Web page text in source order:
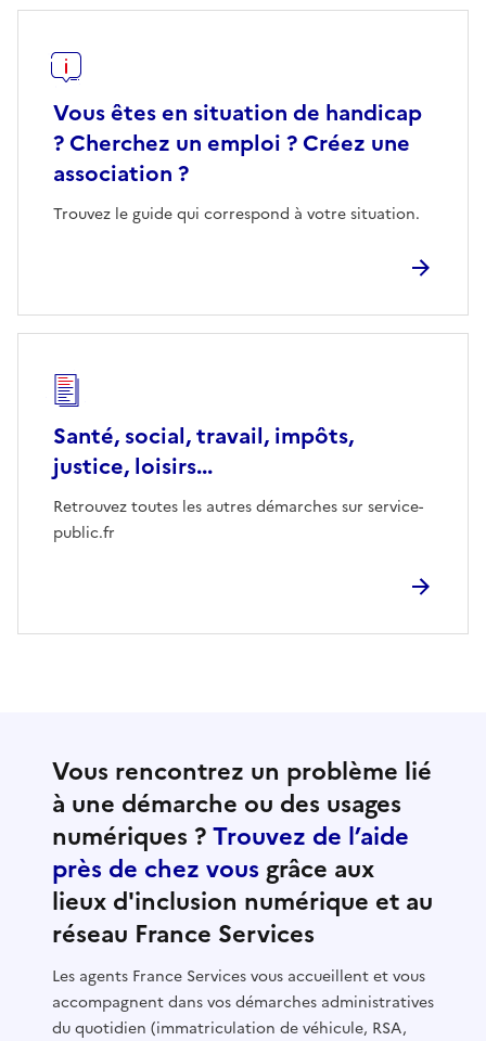
Vous êtes en situation de handicap
? Cherchez un emploi ? Créez une
association ?
Trouvez le guide qui correspond à votre situation.
Santé, social, travail, impôts,
justice, loisirs...
Retrouvez toutes les autres démarches sur service-
public.fr
Vous rencontrez un problème lié
à une démarche ou des usages
numériques ?Trouvez de l’aide
près de chez vous grâce aux
lieux d'inclusion numérique et au
réseau France Services
Les agents France Services vous accueillent et vous
accompagnent dans vos démarches administratives
du quotidien (immatriculation de véhicule, RSA,